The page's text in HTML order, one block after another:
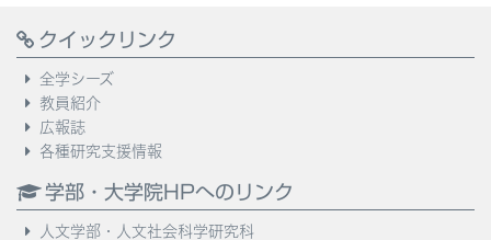
クイックリンク
全学シーズ
教員紹介
広報誌
各種研究支援情報
学部・大学院HPへのリンク
人文学部・人文社会科学研究科